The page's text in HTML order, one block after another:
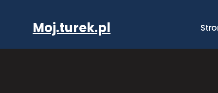
Moj.turek.pl